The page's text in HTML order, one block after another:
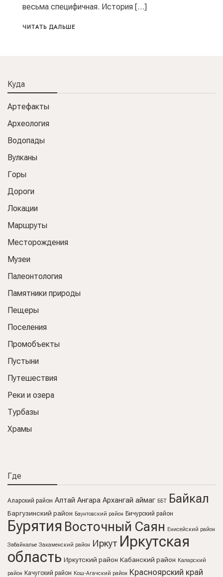
весьма специфичная. История […]
ЧИТАТЬ ДАЛЬШЕ
Куда
Артефакты
Археология
Водопады
Вулканы
Горы
Дороги
Локации
Маршруты
Месторождения
Музеи
Палеонтология
Памятники природы
Пещеры
Поселения
Промобъекты
Пустыни
Путешествия
Реки и озера
Турбазы
Храмы
Где
Аларский район Алтай Ангара Архангай аймаг ББТ Байкал
Баргузинский район Баунтовский район Бичурский район
Бурятия Восточный Саян Енисейский район
Забайкалье Закаменский район Иркут Иркутская
область Иркутский район Кабанский район Каларский
район Качугский район Кош-Агачский район Красноярский край